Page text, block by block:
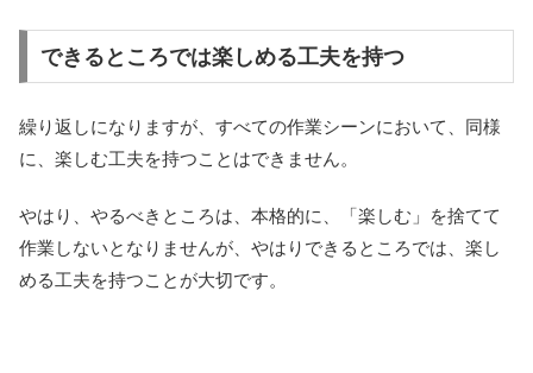
できるところでは楽しめる工夫を持つ
繰り返しになりますが、すべての作業シーンにおいて、同様
に、楽しむ工夫を持つことはできません。
やはり、やるべきところは、本格的に、「楽しむ」を捨てて
作業しないとなりませんが、やはりできるところでは、楽し
める工夫を持つことが大切です。